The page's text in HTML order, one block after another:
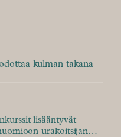
kulman takana
lisääntyvät –
urakoitsijan